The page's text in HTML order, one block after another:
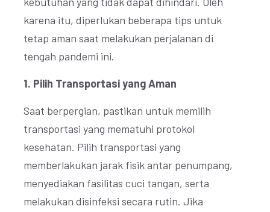
karena itu, diperlukan beberapa tips untuk
tetap aman saat melakukan perjalanan di
tengah pandemi ini.
1. Pilih Transportasi yang Aman
Saat berpergian, pastikan untuk memilih
transportasi yang mematuhi protokol
kesehatan. Pilih transportasi yang
memberlakukan jarak fisik antar penumpang,
menyediakan fasilitas cuci tangan, serta
melakukan disinfeksi secara rutin. Jika